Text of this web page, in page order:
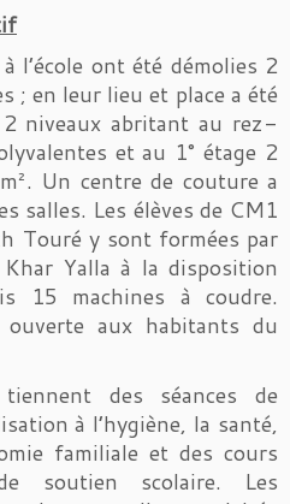
l’école ont été démolies 2
; en leur lieu et place a été
niveaux abritant au rez-
et au 1° étage 2
Un centre de couture a
salles. Les élèves de CM1
Touré y sont formées par
Yalla à la disposition
15 machines à coudre.
ouverte aux habitants du
des séances de
à l’hygiène, la santé,
familiale et des cours
soutien scolaire. Les